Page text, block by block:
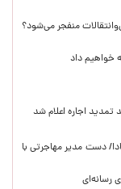
منفجر می‌شود؟
خواهیم داد
تمدید اجاره اعلام شد
دست مدیر مهاجرتی با
رسانه‌ای